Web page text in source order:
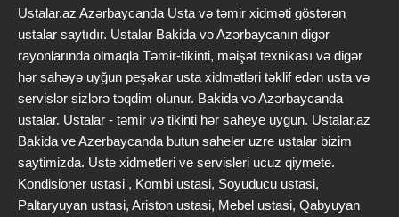
Ustalar.az Azərbaycanda Usta və təmir xidməti göstərən
ustalar saytıdır. Ustalar Bakida və Azərbaycanın digər
rayonlarında olmaqla Təmir-tikinti, məişət texnikası və digər
hər sahəyə uyğun peşəkar usta xidmətləri təklif edən usta və
servislər sizlərə təqdim olunur. Bakida və Azərbaycanda
ustalar. Ustalar - təmir və tikinti hər saheye uygun. Ustalar.az
Bakida ve Azerbaycanda butun saheler uzre ustalar bizim
saytimizda. Uste xidmetleri ve servisleri ucuz qiymete.
Kondisioner ustasi , Kombi ustasi, Soyuducu ustasi,
Paltaryuyan ustasi, Ariston ustasi, Mebel ustasi, Qabyuyan